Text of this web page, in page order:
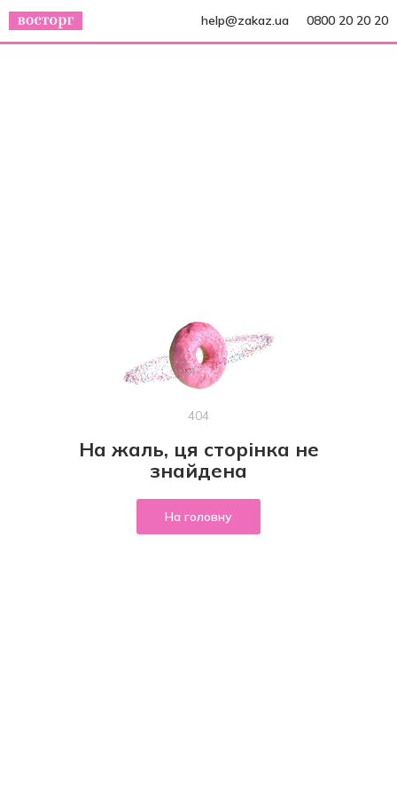
help@zakaz.ua 0800 20 20 20
404
На жаль, ця сторінка не
знайдена
На головну